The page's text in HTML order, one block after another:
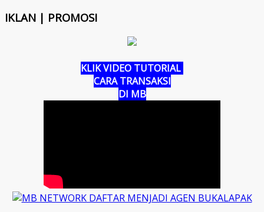
IKLAN | PROMOSI
KLIK VIDEO TUTORIAL
CARA TRANSAKSI
DI MB